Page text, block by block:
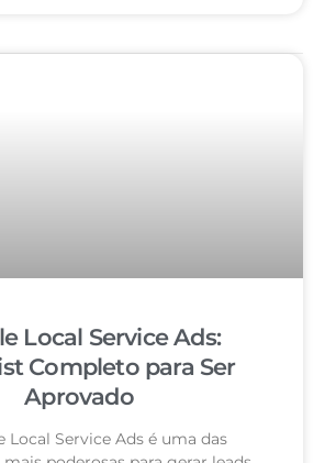
Local Service Ads:
Completo para Ser
Aprovado
Local Service Ads é uma das